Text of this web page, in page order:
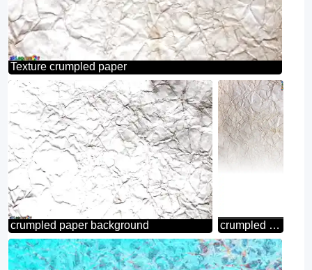
Texture crumpled paper
crumpled paper background crumpled paper white background for vertical banner